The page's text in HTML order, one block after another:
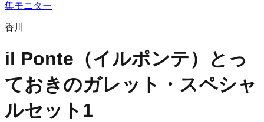
集モニター
香川
il Ponte（イルポンテ）
とっ
ておきのガレット・スペシャ
ルセット1